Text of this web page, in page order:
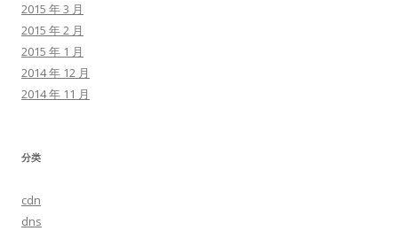
2015 年 3 月
2015 年 2 月
2015 年 1 月
2014 年 12 月
2014 年 11 月
分类
cdn
dns